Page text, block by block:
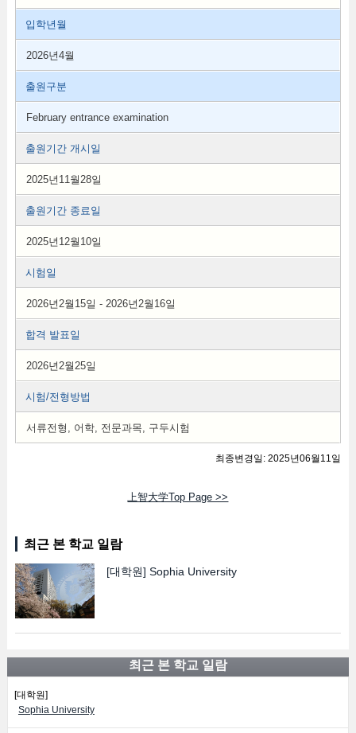
입학년월
2026년4월
출원구분
February entrance examination
출원기간 개시일
2025년11월28일
출원기간 종료일
2025년12월10일
시험일
2026년2월15일 - 2026년2월16일
합격 발표일
2026년2월25일
시험/전형방법
서류전형, 어학, 전문과목, 구두시험
최종변경일: 2025년06월11일
上智大学Top Page >>
최근 본 학교 일람
[대학원] Sophia University
최근 본 학교 일람
[대학원]
Sophia University